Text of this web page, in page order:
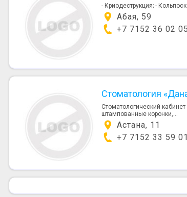
- Криодеструкция; -
Абая, 59
+7 7152 36 02 05
Стоматология
Стоматологический
штампованные коронки,...
Астана, 11
+7 7152 33 59 01